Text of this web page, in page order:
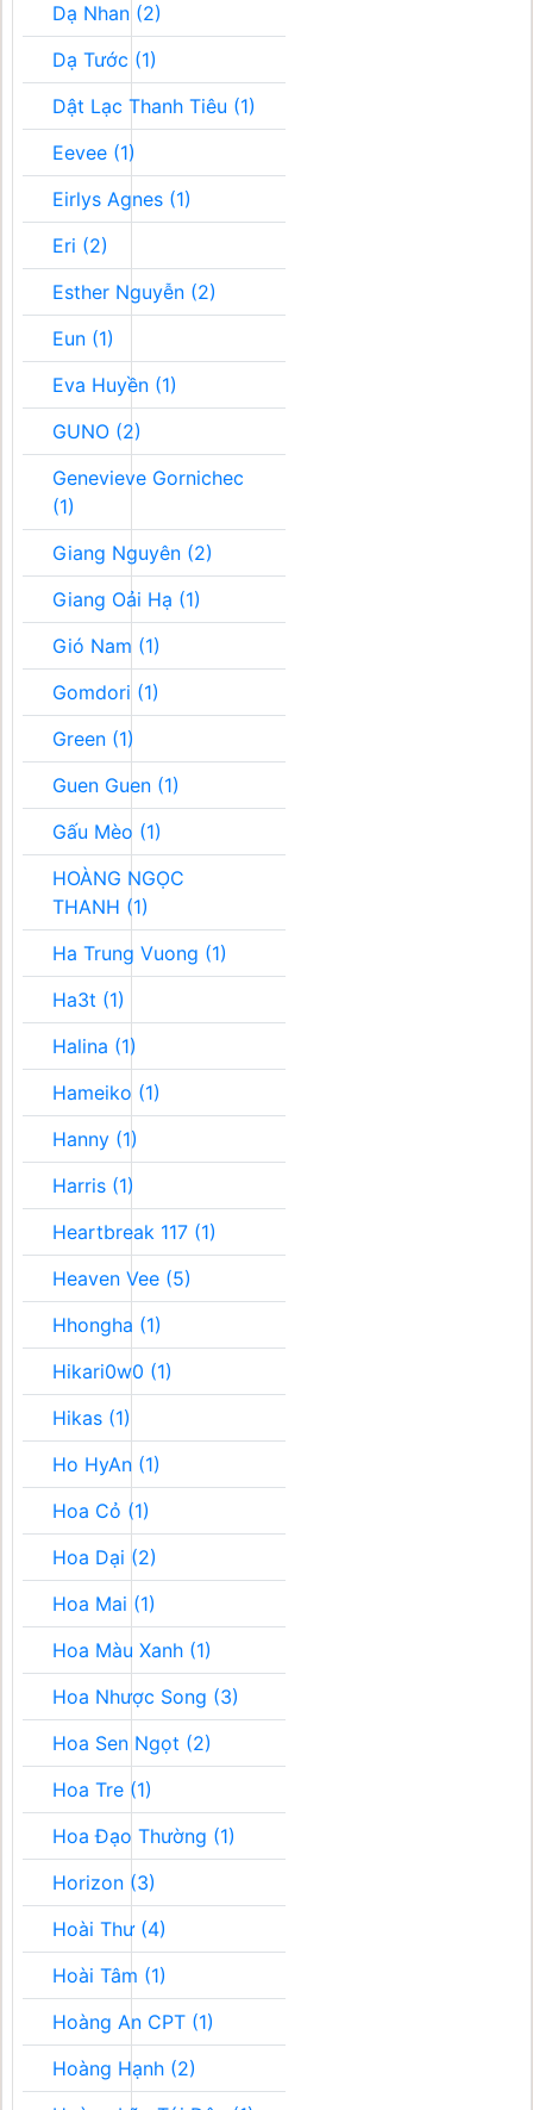
Dạ Nhan (2)
Dạ Tước (1)
Dật Lạc Thanh Tiêu (1)
Eevee (1)
Eirlys Agnes (1)
Eri (2)
Esther Nguyễn (2)
Eun (1)
Eva Huyền (1)
GUNO (2)
Genevieve Gornichec
(1)
Giang Nguyên (2)
Giang Oải Hạ (1)
Gió Nam (1)
Gomdori (1)
Green (1)
Guen Guen (1)
Gấu Mèo (1)
HOÀNG NGỌC
THANH (1)
Ha Trung Vuong (1)
Ha3t (1)
Halina (1)
Hameiko (1)
Hanny (1)
Harris (1)
Heartbreak 117 (1)
Heaven Vee (5)
Hhongha (1)
Hikari0w0 (1)
Hikas (1)
Ho HyAn (1)
Hoa Cỏ (1)
Hoa Dại (2)
Hoa Mai (1)
Hoa Màu Xanh (1)
Hoa Nhược Song (3)
Hoa Sen Ngọt (2)
Hoa Tre (1)
Hoa Đạo Thường (1)
Horizon (3)
Hoài Thư (4)
Hoài Tâm (1)
Hoàng An CPT (1)
Hoàng Hạnh (2)